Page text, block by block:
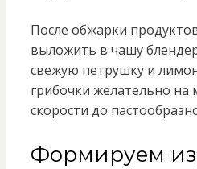
После обжарки
выложить в чашу
свежую петрушку и
грибочки желательно на
скорости до
Формируем